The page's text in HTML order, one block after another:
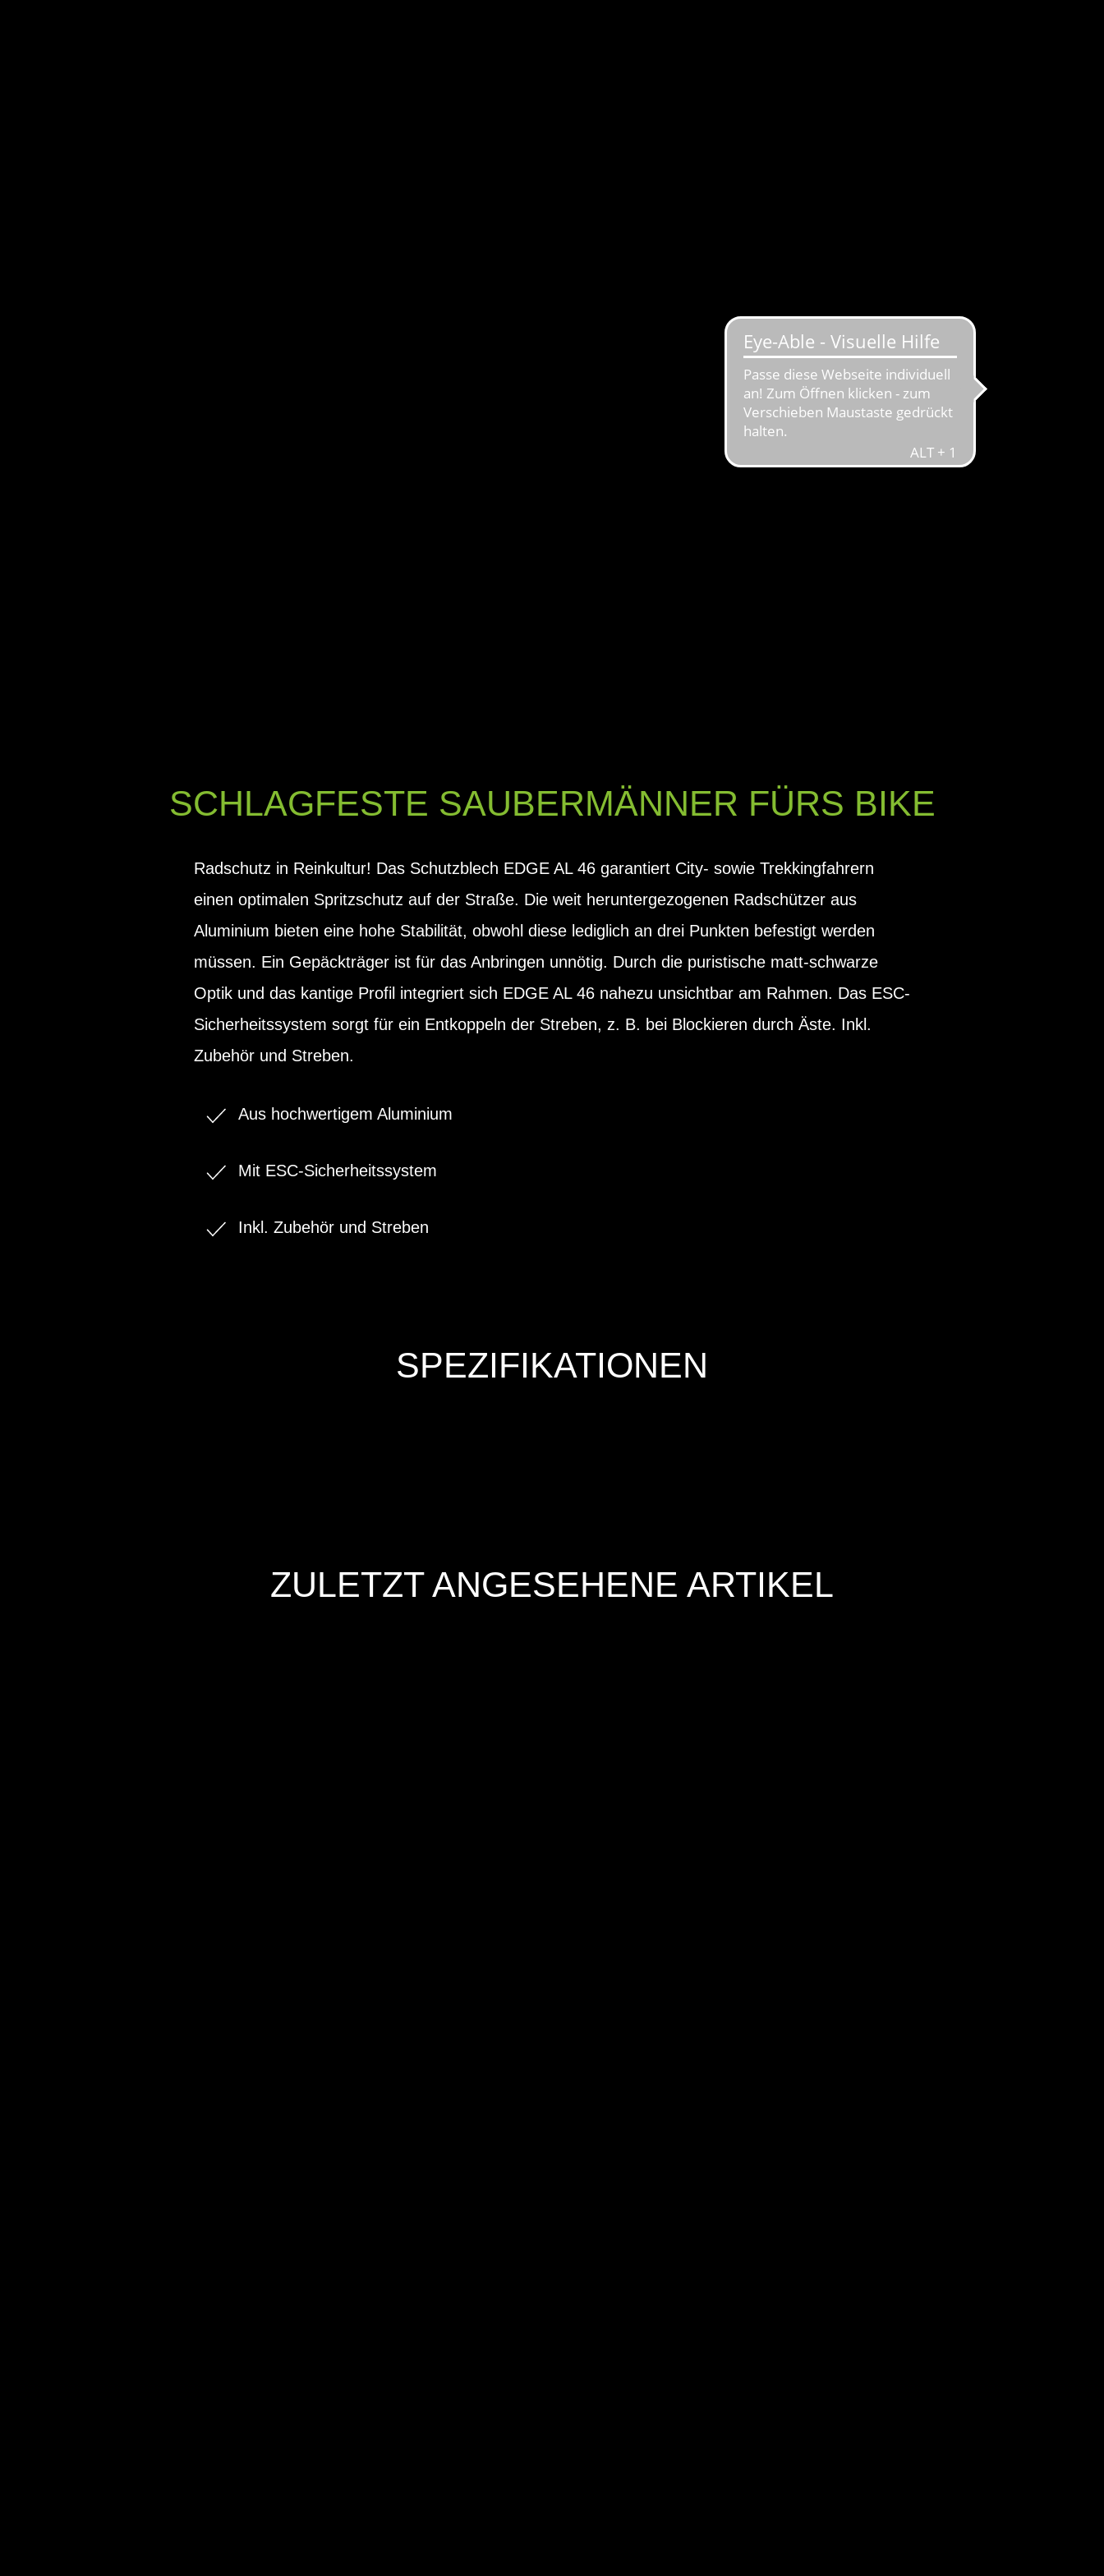
SCHLAGFESTE SAUBERMÄNNER FÜRS BIKE
Radschutz in Reinkultur! Das Schutzblech EDGE AL 46 garantiert City- sowie Trekkingfahrern
einen optimalen Spritzschutz auf der Straße. Die weit heruntergezogenen Radschützer aus
Aluminium bieten eine hohe Stabilität, obwohl diese lediglich an drei Punkten befestigt werden
müssen. Ein Gepäckträger ist für das Anbringen unnötig. Durch die puristische matt-schwarze
Optik und das kantige Profil integriert sich EDGE AL 46 nahezu unsichtbar am Rahmen. Das ESC-
Sicherheitssystem sorgt für ein Entkoppeln der Streben, z. B. bei Blockieren durch Äste. Inkl.
Zubehör und Streben.
Aus hochwertigem Aluminium
Mit ESC-Sicherheitssystem
Inkl. Zubehör und Streben
SPEZIFIKATIONEN
ZULETZT ANGESEHENE ARTIKEL